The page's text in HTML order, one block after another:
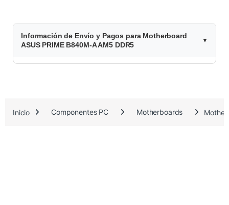
$
2
2
.
Información de Envío y Pagos para Motherboard
ASUS PRIME B840M-A AM5 DDR5
Inicio Componentes PC Motherboards